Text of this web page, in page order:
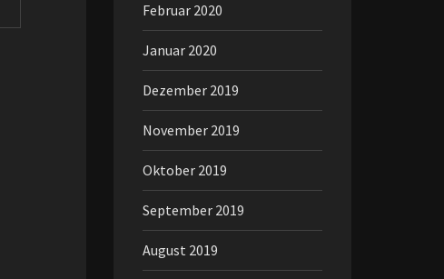
Februar 2020
Januar 2020
Dezember 2019
November 2019
Oktober 2019
September 2019
August 2019